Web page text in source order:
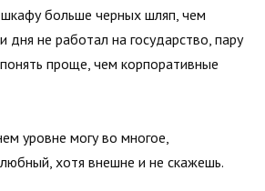
больше черных шляп, чем
не работал на государство, пару
проще, чем корпоративные
уровне могу во многое,
хотя внешне и не скажешь.